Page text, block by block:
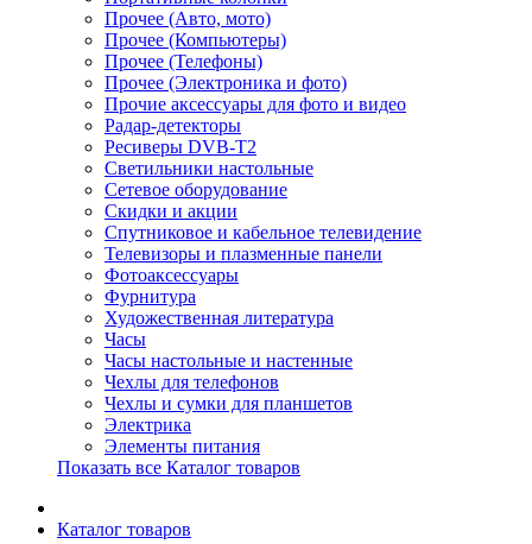
Прочее (Авто, мото)
Прочее (Компьютеры)
Прочее (Телефоны)
Прочее (Электроника и фото)
Прочие аксессуары для фото и видео
Радар-детекторы
Ресиверы DVB-T2
Светильники настольные
Сетевое оборудование
Скидки и акции
Спутниковое и кабельное телевидение
Телевизоры и плазменные панели
Фотоаксессуары
Фурнитура
Художественная литература
Часы
Часы настольные и настенные
Чехлы для телефонов
Чехлы и сумки для планшетов
Электрика
Элементы питания
Показать все Каталог товаров
Каталог товаров